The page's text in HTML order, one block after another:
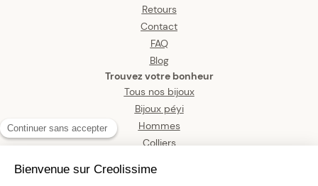
Retours
Contact
FAQ
Blog
Trouvez votre bonheur
Tous nos bijoux
Bijoux péyi
Hommes
Colliers
Bracelets